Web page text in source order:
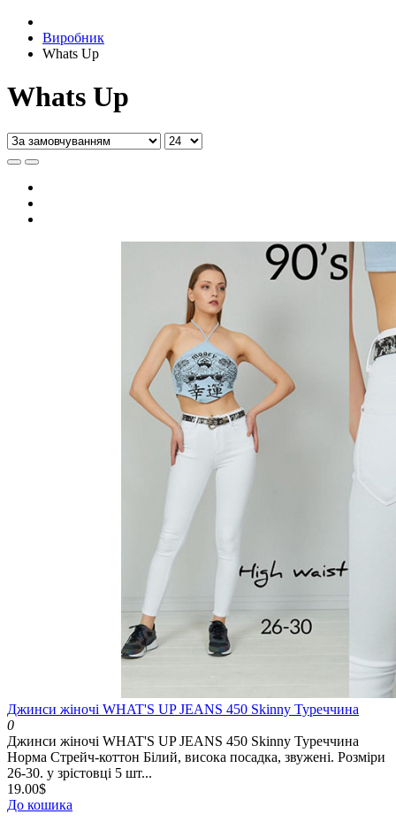
Виробник
Whats Up
Whats Up
Джинси жіночі WHAT'S UP JEANS 450 Skinny Туреччина
0
Джинси жіночі WHAT'S UP JEANS 450 Skinny Туреччина
Норма Стрейч-коттон Білий, висока посадка, звужені. Розміри
26-30. у зрістовці 5 шт...
19.00$
До кошика